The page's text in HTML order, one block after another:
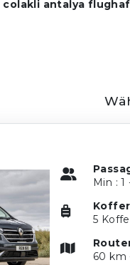
colakli antalya
Min : 1
Koffer
5
60 km